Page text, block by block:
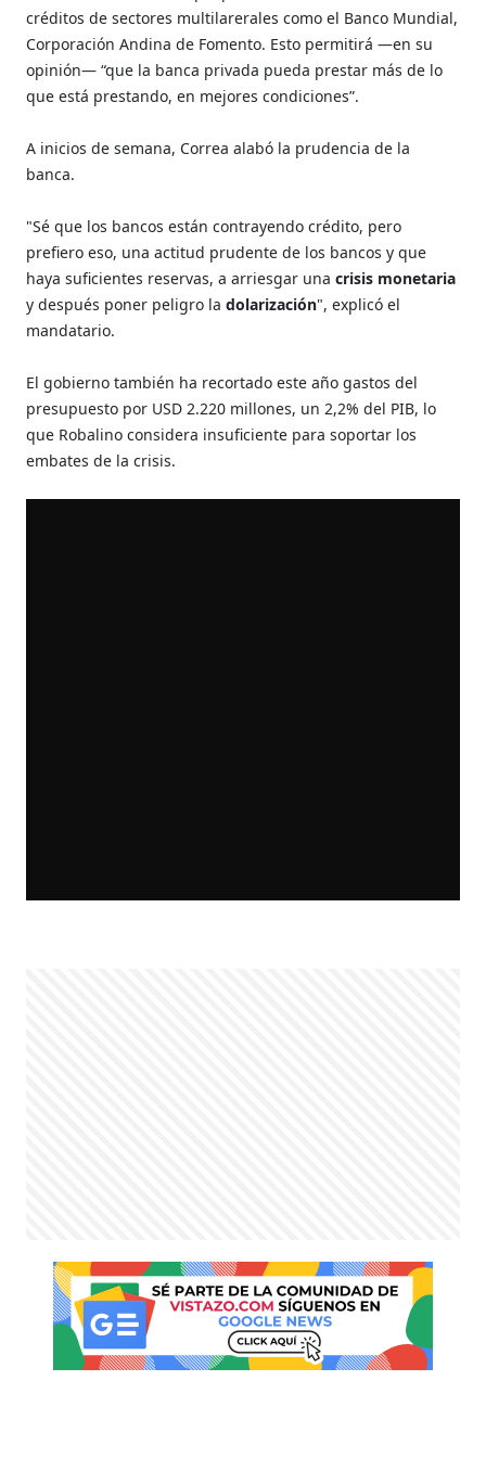
créditos de sectores multilarerales como el Banco Mundial,
Corporación Andina de Fomento. Esto permitirá —en su
opinión— “que la banca privada pueda prestar más de lo
que está prestando, en mejores condiciones”.
A inicios de semana, Correa alabó la prudencia de la
banca.
"Sé que los bancos están contrayendo crédito, pero
prefiero eso, una actitud prudente de los bancos y que
haya suficientes reservas, a arriesgar unacrisis monetaria
y después poner peligro ladolarización", explicó el
mandatario.
El gobierno también ha recortado este año gastos del
presupuesto por USD 2.220 millones, un 2,2% del PIB, lo
que Robalino considera insuficiente para soportar los
embates de la crisis.